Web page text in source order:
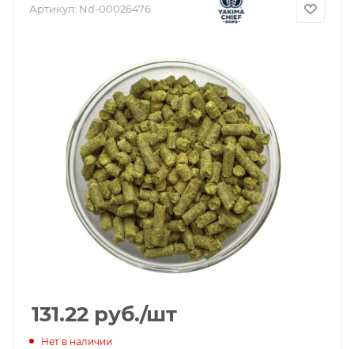
Артикул: Nd-00026476
131.22 руб./шт
Нет в наличии